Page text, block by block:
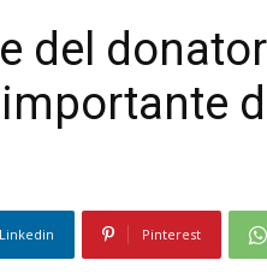
del
Linkedin Pinterest